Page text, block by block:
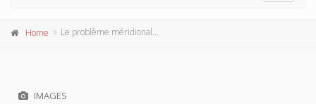
Home Le problème méridional de l'Espagne
IMAGES